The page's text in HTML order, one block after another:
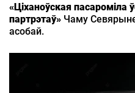
«Ціханоўская пасароміла
партрэтаў» Чаму
асобай.